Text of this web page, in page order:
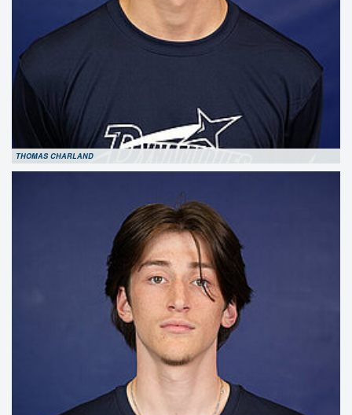
THOMAS CHARLAND